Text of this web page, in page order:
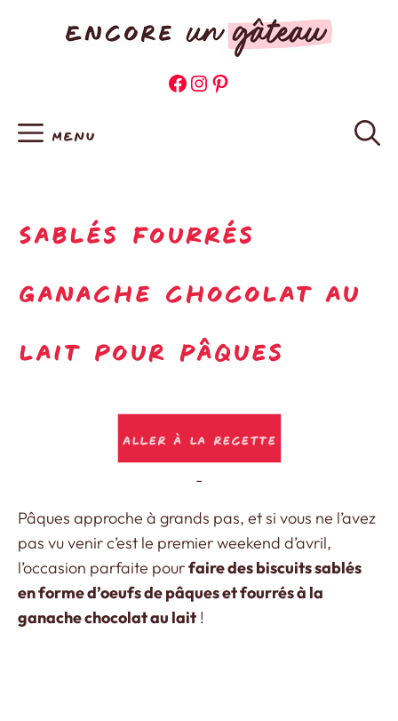
Facebook
Instagram
Pinterest
MENU
Sablés fourrés
ganache chocolat au
lait pour Pâques
Aller à la recette
-
Pâques approche à grands pas, et si vous ne l’avez
pas vu venir c’est le premier weekend d’avril,
l’occasion parfaite pourfaire des biscuits sablés
en forme d’oeufs de pâques et fourrés à la
ganache chocolat au lait !